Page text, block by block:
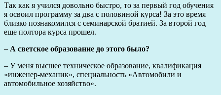
Так как я учился довольно быстро, то за первый год обучения
я освоил программу за два с половиной курса! За это время
близко познакомился с семинарской братией. За второй год
еще полтора курса прошел.
– А светское образование до этого было?
– У меня высшее техническое образование, квалификация
«инженер-механик», специальность «Автомобили и
автомобильное хозяйство».